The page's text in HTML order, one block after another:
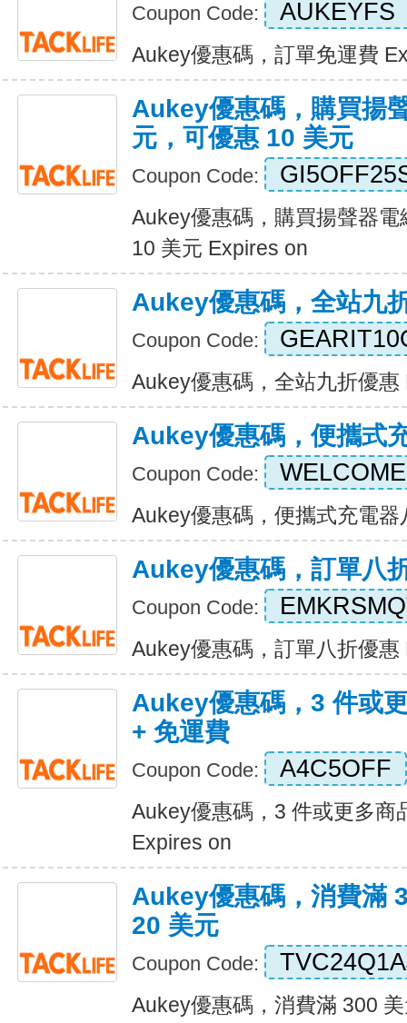
Coupon Code: AUKEYFS
Aukey優惠碼，訂單免運費
Aukey優惠碼，購買揚
元，可優惠 10 美元
Coupon Code:
Aukey優惠碼，購買揚聲器
10 美元 Expires on
Aukey優惠碼，全站九
Coupon Code:
Aukey優惠碼，全站九折優惠
Aukey優惠碼，便攜式
Coupon Code: WELCOME
Aukey優惠碼，便攜式充電
Aukey優惠碼，訂單八
Coupon Code:
Aukey優惠碼，訂單八折優惠
Aukey優惠碼，3 件或
+ 免運費
Coupon Code: A4C5OFF
Aukey優惠碼，3 件或更多商
Expires on
Aukey優惠碼，消費滿
20 美元
Coupon Code:
Aukey優惠碼，消費滿 300